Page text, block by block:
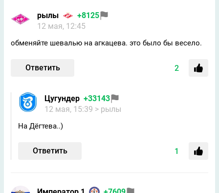
рылы
+8125
12 мая, 12:45
обменяйте шевалью на агкацева. это было бы весело.
Ответить 2
Цугундeр +33143
12 мая, 15:39 > рылы
На Дёгтева..)
Ответить 1